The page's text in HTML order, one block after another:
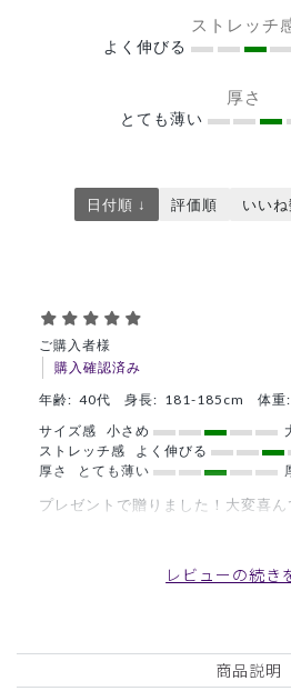
ストレッチ
よく伸びる
厚さ
とても薄い
日付順 ↓ 評価順 いい
ご購入者様
購入確認済み
年齢: 40代 身長: 181-185cm 体重:
サイズ感
小さめ
ストレッチ感
よく伸びる
厚さ
とても薄い
プレゼントで贈りました！大変喜
B20メンズ白衣:クラシコ
レビューの続き
商品説明